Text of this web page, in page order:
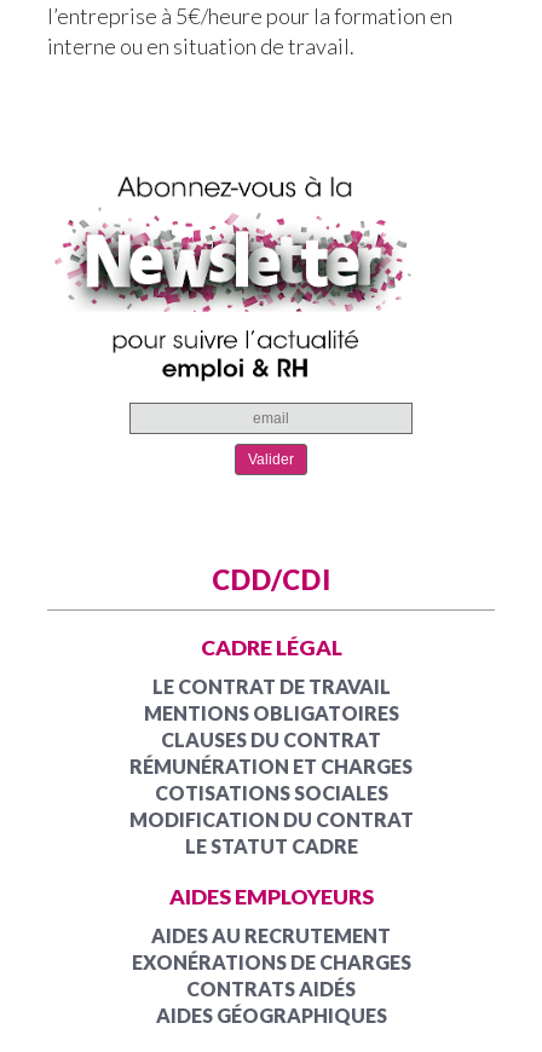
l’entreprise à 5€/heure pour la formation en
interne ou en situation de travail.
CDD/CDI
CADRE LÉGAL
LE CONTRAT DE TRAVAIL
MENTIONS OBLIGATOIRES
CLAUSES DU CONTRAT
RÉMUNÉRATION ET CHARGES
COTISATIONS SOCIALES
MODIFICATION DU CONTRAT
LE STATUT CADRE
AIDES EMPLOYEURS
AIDES AU RECRUTEMENT
EXONÉRATIONS DE CHARGES
CONTRATS AIDÉS
AIDES GÉOGRAPHIQUES